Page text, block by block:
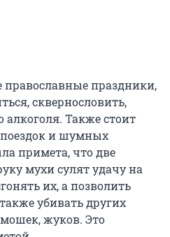
православные праздники,
сквернословить,
алкоголя. Также стоит
поездок и шумных
примета, что две
мухи сулят удачу на
их, а позволить
убивать других
жуков. Это